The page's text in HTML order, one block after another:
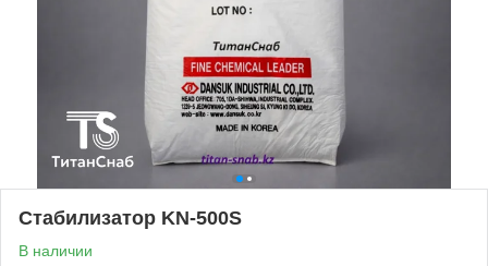
Стабилизатор KN-500S
В наличии